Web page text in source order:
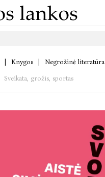
Knygos Negrožinė literatūra
Sveikata, grožis, sportas